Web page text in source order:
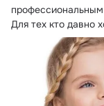
Для тех кто давно